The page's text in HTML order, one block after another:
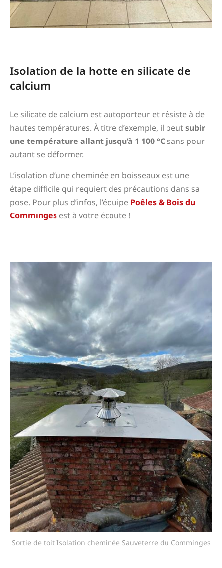
Isolation de la hotte en silicate de
calcium
Le silicate de calcium est autoporteur et résiste à de
hautes températures. À titre d’exemple, il peutsubir
une température allant jusqu’à 1 100 °C sans pour
autant se déformer.
L’isolation d’une cheminée en boisseaux est une
étape difficile qui requiert des précautions dans sa
pose. Pour plus d’infos, l’équipe Poêles & Bois du
Comminges est à votre écoute !
Sortie de toit Isolation cheminée Sauveterre du Comminges